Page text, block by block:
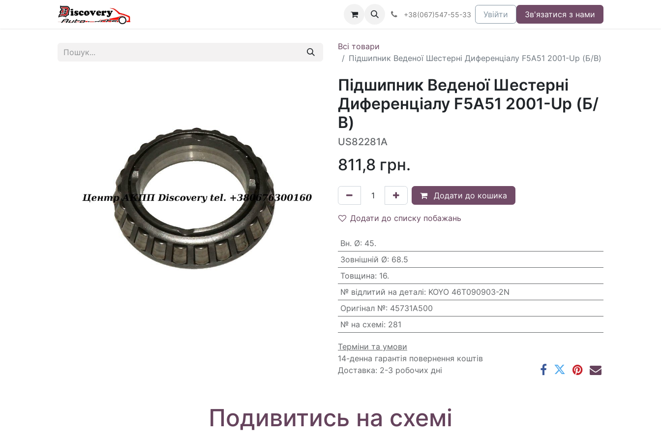
+38(067)547-55-33 Увійти Зв'язатися з нами
Всі товари
Підшипник Веденої Шестерні Диференціалу F5A51 2001-Up (Б/В)
Підшипник Веденої Шестерні
Диференціалу F5A51 2001-Up (Б/
В)
US82281A
811,8 грн.
Додати до кошика
Додати до списку побажань
Вн. Ø: 45.
Зовнішній Ø: 68.5
Товщина: 16.
№ відлитий на деталі: KOYO 46T090903-2N
Оригінал №: 45731A500
№ на схемі: 281
Терміни та умови
14-денна гарантія повернення коштів
Доставка: 2-3 робочих дні
Подивитись на схемі